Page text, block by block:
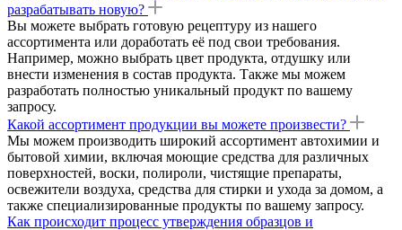
разрабатывать новую?
Вы можете выбрать готовую рецептуру из нашего
ассортимента или доработать её под свои требования.
Например, можно выбрать цвет продукта, отдушку или
внести изменения в состав продукта. Также мы можем
разработать полностью уникальный продукт по вашему
запросу.
Какой ассортимент продукции вы можете произвести?
Мы можем производить широкий ассортимент автохимии и
бытовой химии, включая моющие средства для различных
поверхностей, воски, полироли, чистящие препараты,
освежители воздуха, средства для стирки и ухода за домом, а
также специализированные продукты по вашему запросу.
Как происходит процесс утверждения образцов и